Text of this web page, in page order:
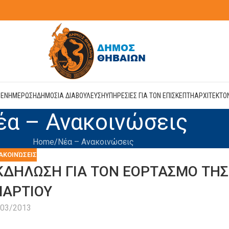
ΕΝΗΜΕΡΩΣΗΔΗΜΟΣΙΑ ΔΙΑΒΟΥΛΕΥΣΗΥΠΗΡΕΣΙΕΣ ΓΙΑ ΤΟΝ ΕΠΙΣΚΕΠΤΗ
– Ανακοινώσεις
Home Νέα – Ανακοινώσεις
ΓΙΑ ΤΟΝ ΕΟΡΤΑΣΜΟ ΤΗΣ
2013